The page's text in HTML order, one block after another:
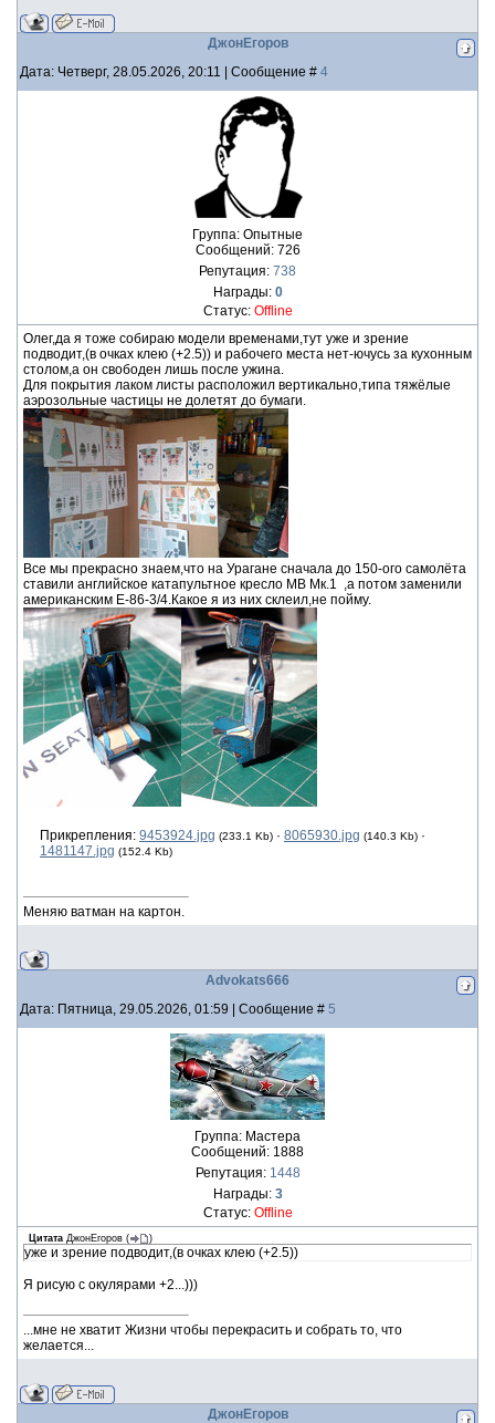
ДжонЕгоров
Дата: Четверг, 28.05.2026, 20:11 | Сообщение # 4
Группа: Опытные
Сообщений: 726
Репутация: 738
Награды: 0
Статус: Offline
Олег,да я тоже собираю модели временами,тут уже и зрение
подводит,(в очках клею (+2.5)) и рабочего места нет-ючусь за кухонным
столом,а он свободен лишь после ужина.
Для покрытия лаком листы расположил вертикально,типа тяжёлые
аэрозольные частицы не долетят до бумаги.
Все мы прекрасно знаем,что на Урагане сначала до 150-ого самолёта
ставили английское катапультное кресло МВ Мк.1 ,а потом заменили
американским Е-86-3/4.Какое я из них склеил,не пойму.
Прикрепления: 9453924.jpg (233.1 Kb) · 8065930.jpg (140.3 Kb) ·
1481147.jpg (152.4 Kb)
Меняю ватман на картон.
Advokats666
Дата: Пятница, 29.05.2026, 01:59 | Сообщение # 5
Группа: Мастера
Сообщений: 1888
Репутация: 1448
Награды: 3
Статус: Offline
Цитата ДжонЕгоров ( )
уже и зрение подводит,(в очках клею (+2.5))
Я рисую с окулярами +2...)))
...мне не хватит Жизни чтобы перекрасить и собрать то, что
желается...
ДжонЕгоров